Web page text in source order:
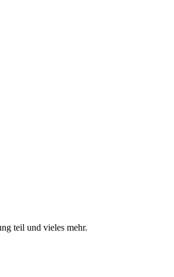
teil und vieles mehr.